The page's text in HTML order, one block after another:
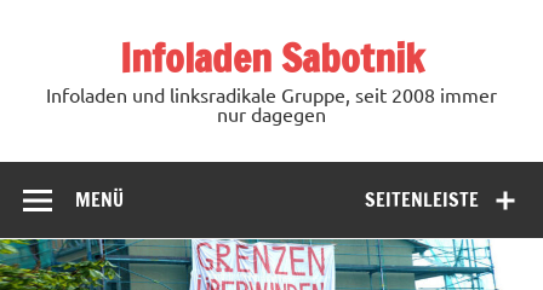
Infoladen Sabotnik
Infoladen und linksradikale Gruppe, seit 2008 immer
nur dagegen
SEITENLEISTE
MENÜ